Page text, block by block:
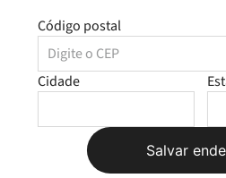
Código postal
Cidade
Salvar
Chaveiro Petite
Leveos2produtospor